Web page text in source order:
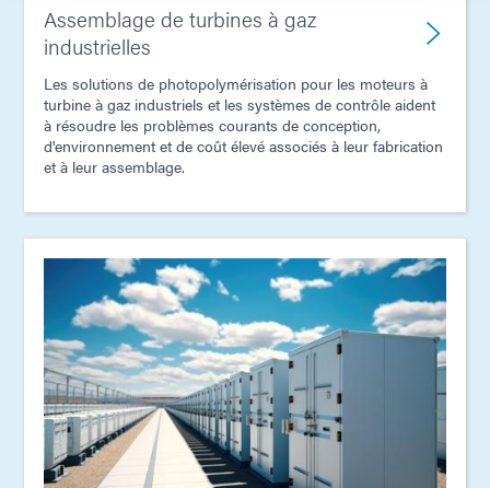
Assemblage de turbines à gaz
industrielles
Les solutions de photopolymérisation pour les moteurs à
turbine à gaz industriels et les systèmes de contrôle aident
à résoudre les problèmes courants de conception,
d'environnement et de coût élevé associés à leur fabrication
et à leur assemblage.